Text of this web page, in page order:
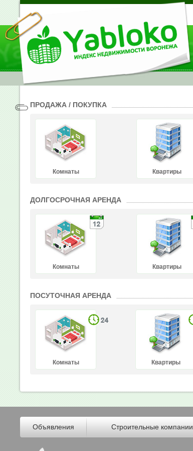
ПРОДАЖА / ПОКУПКА
Комнаты Квартиры
ДОЛГОСРОЧНАЯ АРЕНДА
Комнаты Квартиры
ПОСУТОЧНАЯ АРЕНДА
Комнаты Квартиры
Объявления Строительные компании